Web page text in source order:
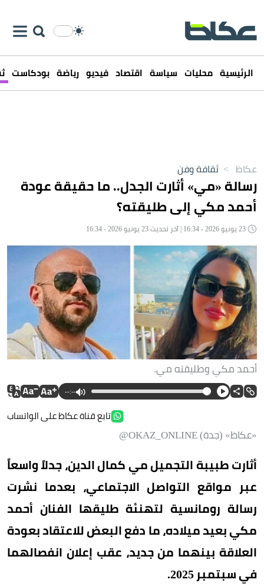
الرئيسية محليات سياسة اقتصاد فيديو رياضة بودكاست
عكاظ > ثقافة وفن
رسالة «مي» أثارت الجدل.. ما حقيقة عودة
أحمد مكي إلى طليقته؟
أحمد مكي وطليقته مي.
--:--
تابع قناة عكاظ على الواتساب
«عكاظ» (جدة) OKAZ_ONLINE@
أثارت طبيبة التجميل مي كمال الدين، جدلاً واسعاً
عبر مواقع التواصل الاجتماعي، بعدما نشرت
رسالة رومانسية لتهنئة طليقها الفنان أحمد
مكي بعيد ميلاده، ما دفع البعض للاعتقاد بعودة
العلاقة بينهما من جديد، عقب إعلان انفصالهما
في سبتمبر 2025.